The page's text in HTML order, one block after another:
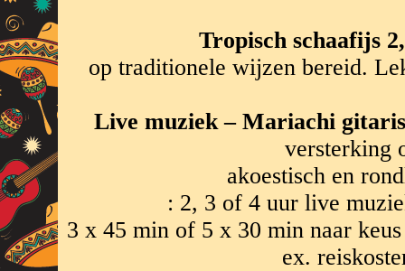
Tropisch schaafijs
op traditionele wijzen bereid.
Live muziek – Mariachi
versterking
akoestisch en
: 2, 3 of 4 uur live
3 x 45 min of 5 x 30 min naar
ex.